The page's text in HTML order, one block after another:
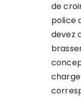
de
police
devez